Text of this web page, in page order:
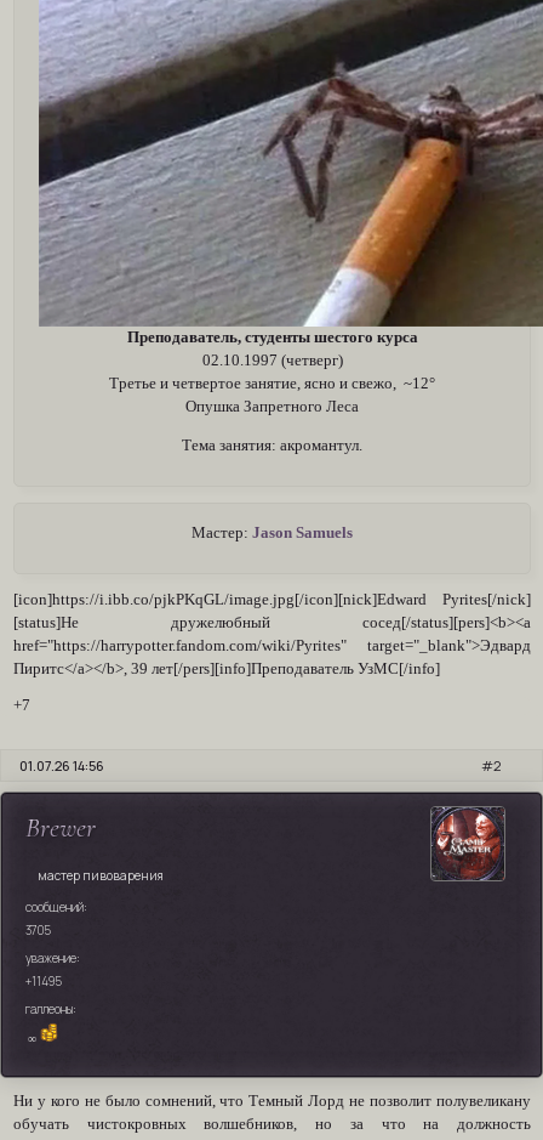
Преподаватель, студенты шестого курса
02.10.1997 (четверг)
Третье и четвертое занятие, ясно и свежо, ~12°
Опушка Запретного Леса
Тема занятия: акромантул.
Мастер: Jason Samuels
[icon]https://i.ibb.co/pjkPKqGL/image.jpg[/icon][nick]Edward Pyrites[/nick]
[status]Не дружелюбный сосед[/status][pers]<b><a
href="https://harrypotter.fandom.com/wiki/Pyrites" target="_blank">Эдвард
Пиритс</a></b>, 39 лет[/pers][info]Преподаватель УзМС[/info]
+7
2
01.07.26 14:56
Brewer
мастер пивоварения
сообщений:
3705
уважение:
+11495
галлеоны:
∞
Ни у кого не было сомнений, что Темный Лорд не позволит полувеликану
обучать чистокровных волшебников, но за что на должность